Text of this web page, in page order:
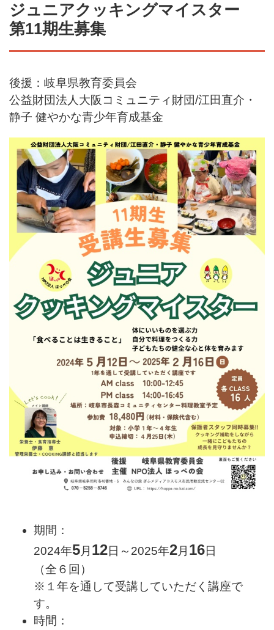
ジュニアクッキングマイスター
第11期生募集
後援：岐阜県教育委員会
公益財団法人大阪コミュニティ財団/江田直介・
静子 健やかな青少年育成基金
期間：
2024年5月 12日～2025年2月 16日
（全６回）
※１年を通して受講していただく講座で
す。
時間：